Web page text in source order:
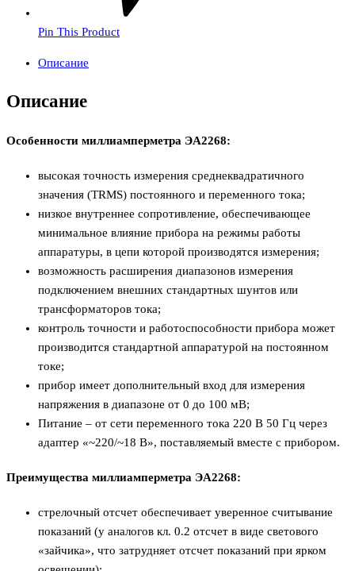
Pin This Product
Описание
Описание
Особенности миллиaмперметра ЭА2268:
высокая точность измерения среднеквадратичного
значения (ТRMS) постоянного и переменного тока;
низкое внутреннее сопротивление, обеспечивающее
минимальное влияние прибора на режимы работы
аппаратуры, в цепи которой производятся измерения;
возможность расширения диапазонов измерения
подключением внешних стандартных шунтов или
трансформаторов тока;
контроль точности и работоспособности прибора может
производится стандартной аппаратурой на постоянном
токе;
прибор имеет дополнительный вход для измерения
напряжения в диапазоне от 0 до 100 мВ;
Питание – от сети переменного тока 220 В 50 Гц через
адаптер «~220/~18 В», поставляемый вместе с прибором.
Преимущества миллиaмперметра ЭA2268:
стрелочный отсчет обеспечивает уверенное считывание
показаний (у аналогов кл. 0.2 отсчет в виде светового
«зайчика», что затрудняет отсчет показаний при ярком